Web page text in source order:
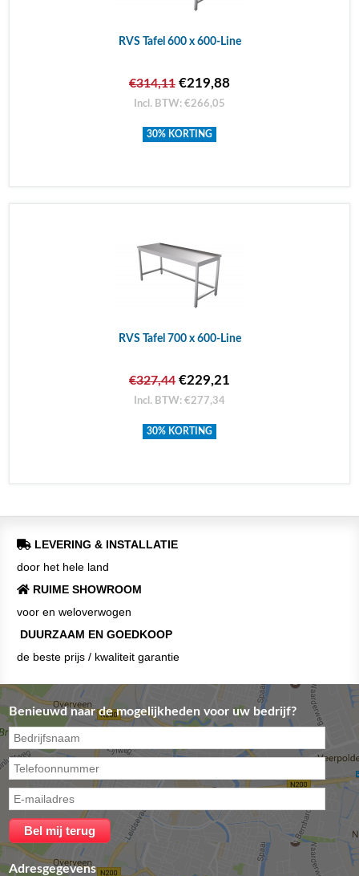
RVS Tafel 600 x 600-Line
€314,11 €219,88
Incl. BTW: €266,05
30% KORTING
RVS Tafel 700 x 600-Line
€327,44 €229,21
Incl. BTW: €277,34
30% KORTING
LEVERING & INSTALLATIE
door het hele land
RUIME SHOWROOM
voor en weloverwogen
DUURZAAM EN GOEDKOOP
de beste prijs / kwaliteit garantie
Benieuwd naar de mogelijkheden voor uw bedrijf?
Adresgegevens